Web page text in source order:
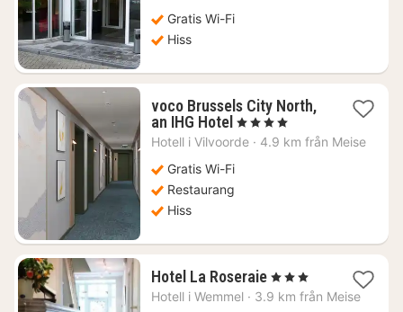
kr.
Gratis Wi-Fi
Hiss
voco Brussels City North,
an IHG Hotel 1
natt
, 4 Stjärnor
Hotell i Vilvoorde · 4.9 km från Meise
Gratis Wi-Fi
Restaurang
Hiss
Hotel La Roseraie1
natt
, 3 Stjärnor
Hotell i Wemmel · 3.9 km från Meise